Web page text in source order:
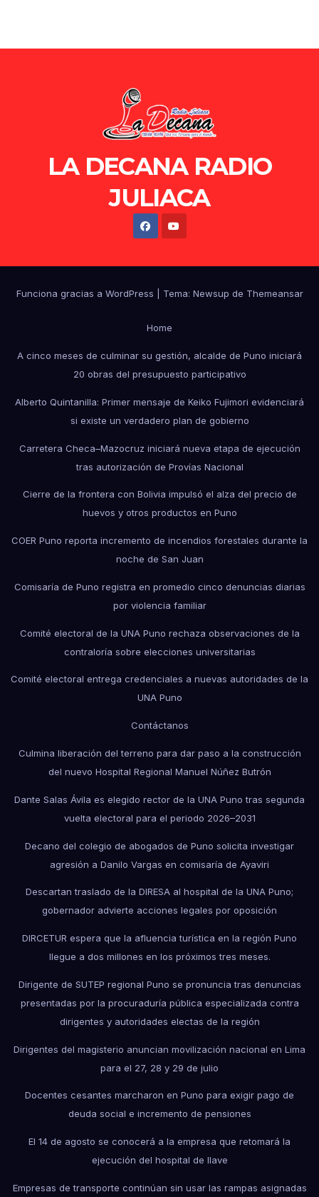
LA DECANA RADIO
JULIACA
Funciona gracias a WordPress Tema: Newsup de Themeansar
Home
A cinco meses de culminar su gestión, alcalde de Puno iniciará
20 obras del presupuesto participativo
Alberto Quintanilla: Primer mensaje de Keiko Fujimori evidenciará
si existe un verdadero plan de gobierno
Carretera Checa–Mazocruz iniciará nueva etapa de ejecución
tras autorización de Provías Nacional
Cierre de la frontera con Bolivia impulsó el alza del precio de
huevos y otros productos en Puno
COER Puno reporta incremento de incendios forestales durante la
noche de San Juan
Comisaría de Puno registra en promedio cinco denuncias diarias
por violencia familiar
Comité electoral de la UNA Puno rechaza observaciones de la
contraloría sobre elecciones universitarias
Comité electoral entrega credenciales a nuevas autoridades de la
UNA Puno
Contáctanos
Culmina liberación del terreno para dar paso a la construcción
del nuevo Hospital Regional Manuel Núñez Butrón
Dante Salas Ávila es elegido rector de la UNA Puno tras segunda
vuelta electoral para el periodo 2026–2031
Decano del colegio de abogados de Puno solicita investigar
agresión a Danilo Vargas en comisaría de Ayaviri
Descartan traslado de la DIRESA al hospital de la UNA Puno;
gobernador advierte acciones legales por oposición
DIRCETUR espera que la afluencia turística en la región Puno
llegue a dos millones en los próximos tres meses.
Dirigente de SUTEP regional Puno se pronuncia tras denuncias
presentadas por la procuraduría pública especializada contra
dirigentes y autoridades electas de la región
Dirigentes del magisterio anuncian movilización nacional en Lima
para el 27, 28 y 29 de julio
Docentes cesantes marcharon en Puno para exigir pago de
deuda social e incremento de pensiones
El 14 de agosto se conocerá a la empresa que retomará la
ejecución del hospital de Ilave
Empresas de transporte continúan sin usar las rampas asignadas